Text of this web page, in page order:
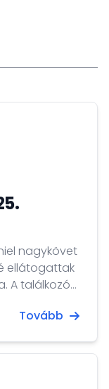
nagykövet
ellátogattak
A találkozó
bővíti
Tovább